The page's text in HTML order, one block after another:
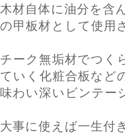
木材自体に油分を含
の甲板材として使用
チーク無垢材でつく
ていく化粧合板など
味わい深いビンテー
大事に使えば一生付